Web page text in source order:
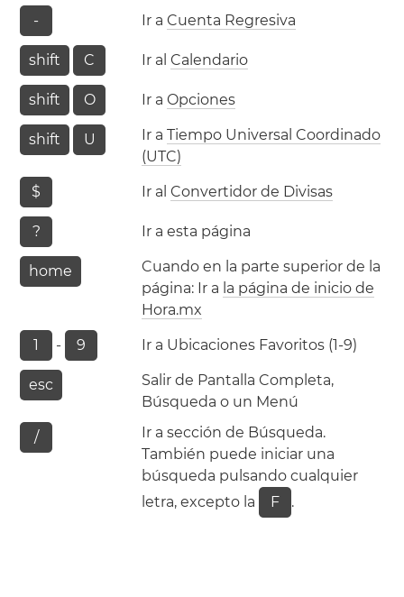
- Ir aCuenta Regresiva
shift C Ir alCalendario
shift O Ir aOpciones
shift U Ir aTiempo Universal Coordinado
(UTC)
$ Ir alConvertidor de Divisas
? Ir a esta página
home
Cuando en la parte superior de la
página: Ir a la página de inicio de
Hora.mx
1 - 9 Ir a Ubicaciones Favoritos (1-9)
esc
Salir de Pantalla Completa,
Búsqueda o un Menú
/
Ir a sección de Búsqueda.
También puede iniciar una
búsqueda pulsando cualquier
letra, excepto la
F .